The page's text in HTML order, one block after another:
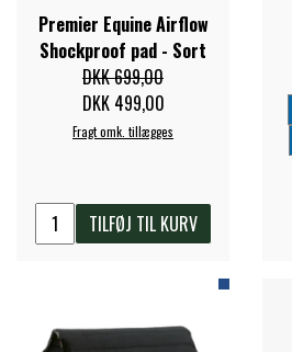
TERAPI
HUER &
BØRN &
HESTEBOLCHER
TILSKUD &
STALD &
SKO &
TRAVDÆKKEN &
SKO &
VOGNE &
TRAV KUSK
PONYTRAV
PREMIER EQUINE
TILBEHØR
PREMIER EQUINE
PREMIER EQUINE
PREMIER EQUINE
CARR & DAY &
DELTACAST
Premier Equine Airflow
Shockproof pad - Sort
DKK 699,00
DKK 499,00
Fragt omk. tillægges
TILFØJ TIL KURV